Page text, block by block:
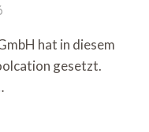
hat in diesem
gesetzt.